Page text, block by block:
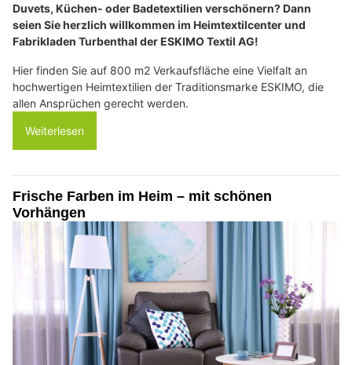
Duvets, Küchen- oder Badetextilien verschönern? Dann
seien Sie herzlich willkommen im Heimtextilcenter und
Fabrikladen Turbenthal der ESKIMO Textil AG!
Hier finden Sie auf 800 m2 Verkaufsfläche eine Vielfalt an
hochwertigen Heimtextilien der Traditionsmarke ESKIMO, die
allen Ansprüchen gerecht werden.
Weiterlesen
Frische Farben im Heim – mit schönen
Vorhängen